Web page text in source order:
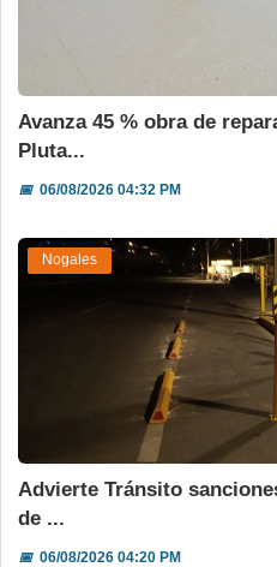
Avanza 45 % obra de
Pluta...
📅06/08/2026 04:32 PM
Nogales
Advierte Tránsito
de ...
📅06/08/2026 04:20 PM